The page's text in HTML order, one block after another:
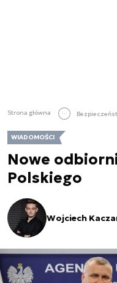
Strona główna
WIADOMOŚCI
Nowe
Polskiego
Wojciech